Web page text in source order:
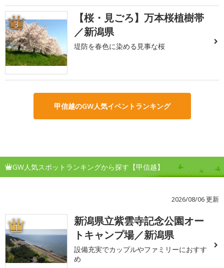
3
【桜・見ごろ】万本桜植樹帯
／新潟県
堤防を春色に染める見事な桜
甲信越のGW人気イベントランキング
GW人気スポットランキングから探す【甲信越】
2026/08/06 更新
1
新潟県立紫雲寺記念公園オー
トキャンプ場／新潟県
設備充実でカップルやファミリーにおすす
め